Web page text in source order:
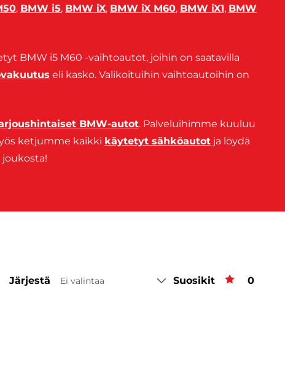
, BMW i5, BMW iX, BMW iX M60, BMW iX1, BMW
BMW i5 M60 -vaihtoautot, joihin on saatavilla
eli kasko. Valikoituihin vaihtoautoihin on
BMW-autot. Palveluihimme kuuluu
ketjumme kaikki käytetyt sähköautot ja löydä
Järjestä Ei valintaa Suosikit 0